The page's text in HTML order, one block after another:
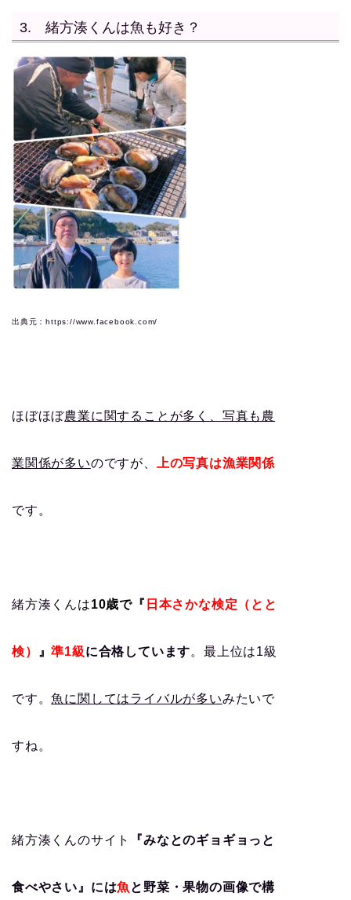
3. 緒方湊くんは魚も好き？
出典元：https://www.facebook.com/
ほぼほぼ農業に関することが多く、写真も農
業関係が多いのですが、 上の写真は漁業関係
です。
緒方湊 くんは10歳で『 日本さかな検定（とと
検） 』準1級に合格しています。最上位は1級
です。魚に関してはライバルが多いみたいで
すね。
緒方湊くんのサイト 『みなとのギョギョっと
食べやさい』には魚 と野菜・果物の画像で構